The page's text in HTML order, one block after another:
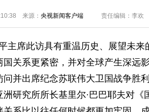
来源： 央视新闻客户端 责任编辑：李欢
席此访具有重温历史、展望未来
国关系更紧密，并对全球产生深
问并出席纪念苏联伟大卫国战争胜
洲研究所所长基里尔·巴巴耶夫对